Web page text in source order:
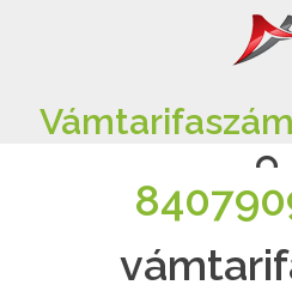
Vámtarifaszám